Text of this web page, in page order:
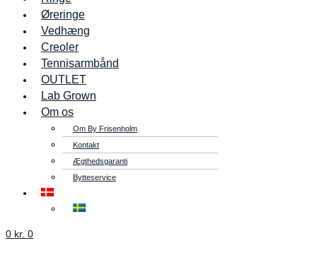
Øreringe
Vedhæng
Creoler
Tennisarmbånd
OUTLET
Lab Grown
Om os
Om By Frisenholm
Kontakt
Ægthedsgaranti
Bytteservice
0 kr. 0